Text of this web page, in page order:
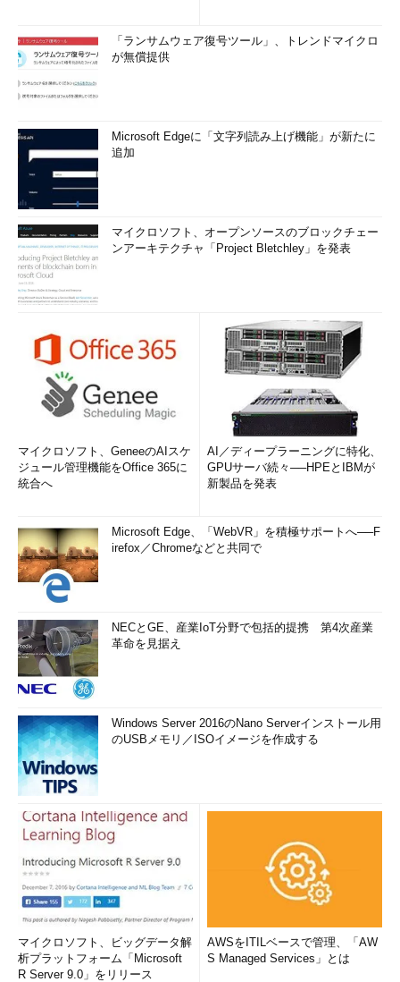
「ランサムウェア復号ツール」、トレンドマイクロ
が無償提供
Microsoft Edgeに「文字列読み上げ機能」が新たに
追加
マイクロソフト、オープンソースのブロックチェー
ンアーキテクチャ「Project Bletchley」を発表
マイクロソフト、GeneeのAIスケ
ジュール管理機能をOffice 365に
統合へ
AI／ディープラーニングに特化、
GPUサーバ続々──HPEとIBMが
新製品を発表
Microsoft Edge、「WebVR」を積極サポートへ──F
irefox／Chromeなどと共同で
NECとGE、産業IoT分野で包括的提携 第4次産業
革命を見据え
Windows Server 2016のNano Serverインストール用
のUSBメモリ／ISOイメージを作成する
マイクロソフト、ビッグデータ解
析プラットフォーム「Microsoft
R Server 9.0」をリリース
AWSをITILベースで管理、「AW
S Managed Services」とは